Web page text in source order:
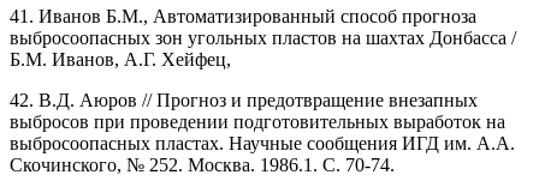
41. Иванов Б.М., Автоматизированный способ прогноза
выбросоопасных зон угольных пластов на шахтах Донбасса /
Б.М. Иванов, А.Г. Хейфец,
42. B.Д. Аюров // Прогноз и предотвращение внезапных
выбросов при проведении подготовительных выработок на
выбросоопасных пластах. Научные сообщения ИГД им. А.А.
Скочинского, № 252. Москва. 1986.1. C. 70-74.